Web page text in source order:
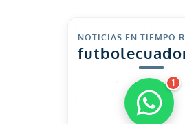
NOTICIAS EN TIEMPO
1